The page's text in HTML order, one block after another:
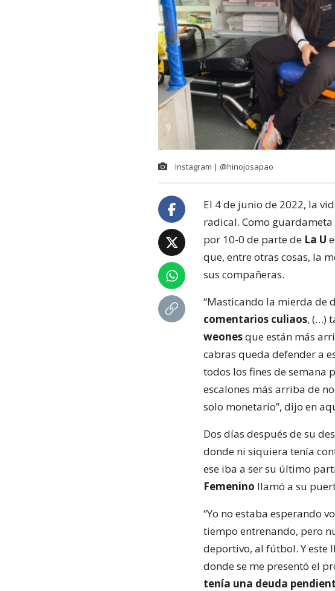
Instagram | @hinojosapao
El 4 de junio de 2022, la
radical. Como
por 10-0 de parte de La U
que, entre otras cosas, la
sus compañeras.
“Masticando la mierda de
comentarios culiaos, (…)
weonesque están más
cabras queda defender a
todos los fines de semana
escalones más arriba de
solo monetario”, dijo en
Dos días después de su
donde ni siquiera tenía
ese iba a ser su último
Femenino llamó a su
“Yo no estaba esperando
tiempo entrenando, pero
deportivo, al fútbol. Y este
donde se me presentó el
tenía una deuda